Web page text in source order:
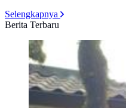
Selengkapnya
Berita Terbaru